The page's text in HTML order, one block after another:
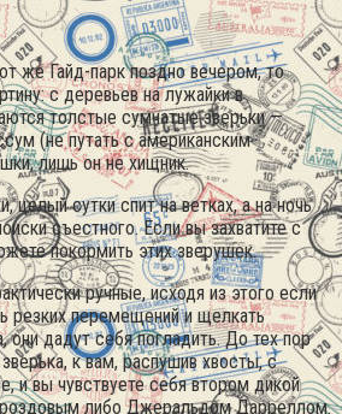
же Гайд-парк поздно вечером, то
с деревьев на лужайки в
толстые сумчатые зверьки —
(не путать с американским
лишь он не хищник.
целый сутки спит на ветках, а на ночь
съестного. Если вы захватите с
покормить этих зверушек.
ручные, исходя из этого если
резких перемещений и щелкать
они дадут себя погладить. До тех пор
к вам, распушив хвосты, с
и вы чувствуете себя втором дикой
либо Джеральдом Дарреллом.